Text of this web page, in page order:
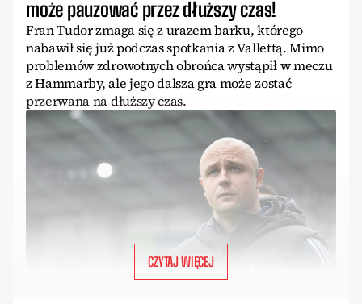
może pauzować przez dłuższy czas!
Fran Tudor zmaga się z urazem barku, którego
nabawił się już podczas spotkania z Vallettą. Mimo
problemów zdrowotnych obrońca wystąpił w meczu
z Hammarby, ale jego dalsza gra może zostać
przerwana na dłuższy czas.
CZYTAJ WIĘCEJ